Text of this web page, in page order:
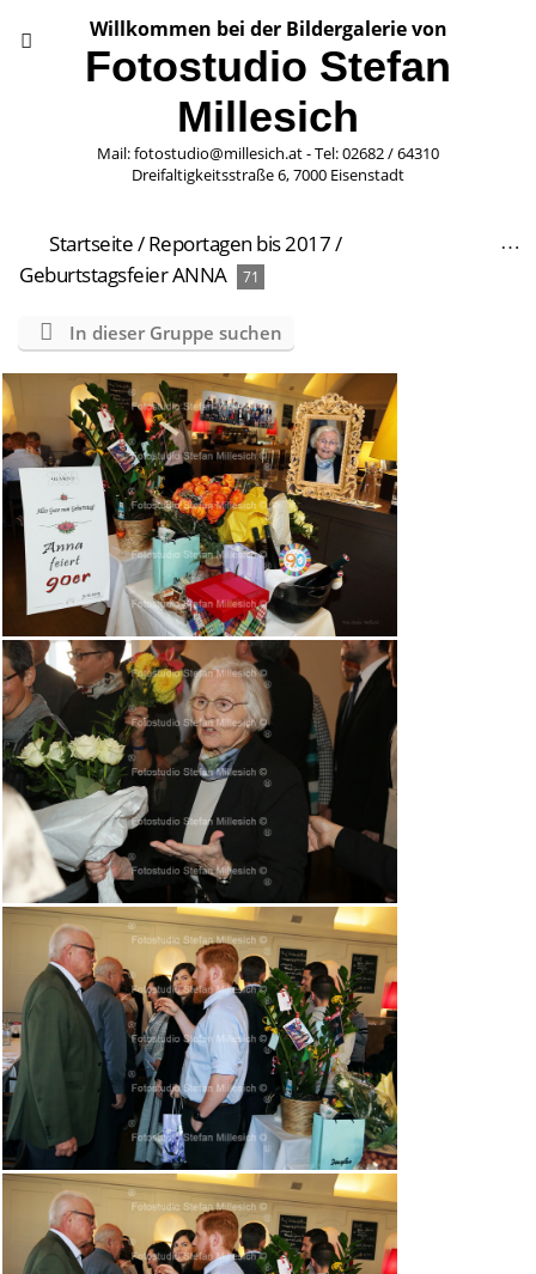
Willkommen bei der Bildergalerie von
Fotostudio Stefan
Millesich
Mail: fotostudio@millesich.at - Tel: 02682 / 64310
Dreifaltigkeitsstraße 6, 7000 Eisenstadt
Startseite/Reportagen bis 2017/
Geburtstagsfeier ANNA
71
In dieser Gruppe suchen